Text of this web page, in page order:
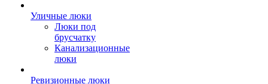
Уличные люки
Люки под
брусчатку
Канализационные
люки
Ревизионные люки